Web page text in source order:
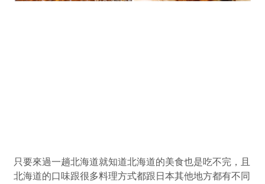
只要來過一趟北海道就知道北海道的美食也是吃不完，且
北海道的口味跟很多料理方式都跟日本其他地方都有不同